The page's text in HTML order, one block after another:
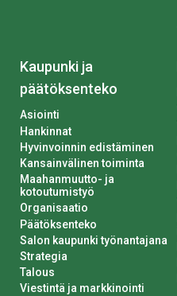
Kaupunki ja
päätöksenteko
Asiointi
Hankinnat
Hyvinvoinnin edistäminen
Kansainvälinen toiminta
Maahanmuutto- ja
kotoutumistyö
Organisaatio
Päätöksenteko
Salon kaupunki työnantajana
Strategia
Talous
Viestintä ja markkinointi